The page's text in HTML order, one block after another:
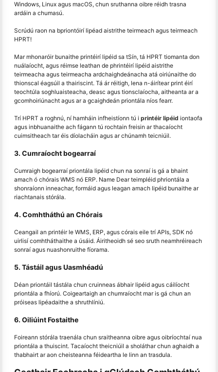
Windows, Linux agus macOS, chun sruthanna oibre réidh trasna
ardáin a chumasú.
Scrúdú raon na bpriontóirí lipéad aistrithe teirmeach agus teirmeach
HPRT!
Mar mhonaróir bunaithe printéirí lipéid sa tSín, tá HPRT tiomanta don
nuálaíocht, agus réimse leathan de phrintéirí lipéid aistrithe
teirmeacha agus teirmeacha ardchaighdeánacha atá oiriúnaithe do
thionscal éagsúil a thairiscint. Tá ár réitigh, lena n-áirítear print éirí
teochtúla soghluaisteacha, deasc agus tionsclaíocha, aitheanta ar a
gcomhoiriúnacht agus ar a gcaighdeán priontála níos fearr.
Trí HPRT a roghnú, ní hamháin infheistíonn tú i printéir lipéid iontaofa
agus inbhuanaithe ach fágann tú rochtain freisin ar thacaíocht
cuimsitheach tar éis díolacháin agus ar chúnamh teicniúil.
3. Cumraíocht bogearraí
Cumraigh bogearraí priontála lipéid chun na sonraí is gá a bhaint
amach ó chórais WMS nó ERP. Name Dear teimpléid phriontála a
shonraíonn inneachar, formáid agus leagan amach lipéid bunaithe ar
riachtanais stórála.
4. Comhtháthú an Chórais
Ceangail an printéir le WMS, ERP, agus córais eile trí APIs, SDK nó
uirlisí comhtháthaithe a úsáid. Áiritheoidh sé seo sruth neamhréireach
sonraí agus nuashonruithe fíorama.
5. Tástáil agus Uasmhéadú
Déan priontáil tástála chun cruinneas ábhair lipéid agus cáilíocht
priontála a fhíorú. Coigeartaigh an chumraíocht mar is gá chun an
próiseas lipéadaithe a shruthlíniú.
6. Oiliúint Fostaithe
Foireann stórála traenála chun sraitheanna oibre agus oibríochtaí nua
priontála a thuiscint. Tacaíocht theicniúil a sholáthar chun aghaidh a
thabhairt ar aon cheisteanna féideartha le linn an trasdula.